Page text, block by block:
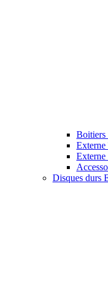
Boitiers
Disques durs